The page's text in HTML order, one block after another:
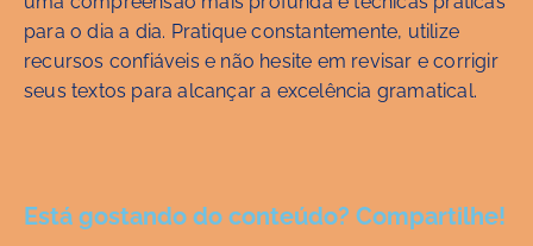
para o dia a dia. Pratique constantemente, utilize
recursos confiáveis e não hesite em revisar e corrigir
seus textos para alcançar a excelência gramatical.
Está gostando do conteúdo? Compartilhe!